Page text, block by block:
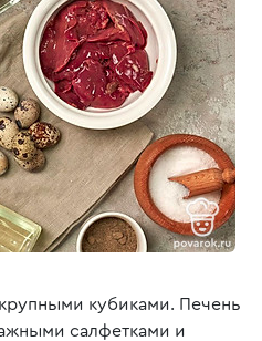
кубиками. Печень
салфетками и